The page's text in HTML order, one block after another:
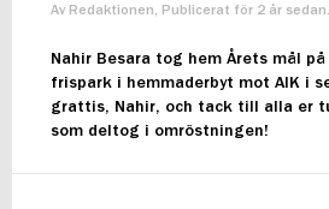
Av Redaktionen, Publicerat för 2 år sedan.
Nahir Besara tog hem Årets mål
frispark i hemmaderbyt mot AIK i
grattis, Nahir, och tack till alla er
som deltog i omröstningen!